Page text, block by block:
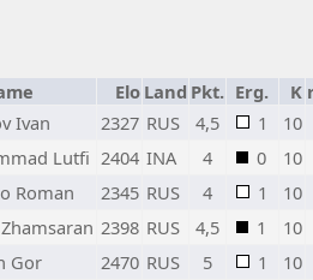
Elo Land Pkt. Erg. K
Ivan 2327 RUS 4,5 1
10
Lutfi 2404 INA 4 0
10
Roman 2345 RUS 4 1
10
2398 RUS 4,5 1
10
Gor 2470 RUS 5 1
10